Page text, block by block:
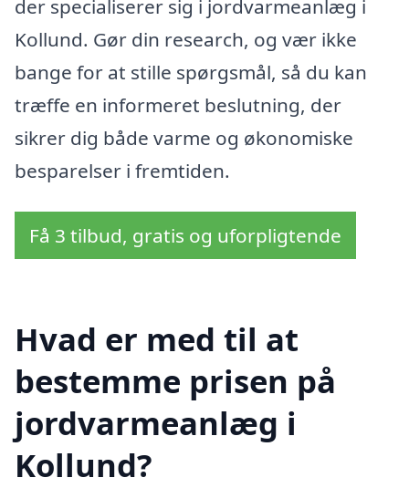
der specialiserer sig i jordvarmeanlæg i
Kollund. Gør din research, og vær ikke
bange for at stille spørgsmål, så du kan
træffe en informeret beslutning, der
sikrer dig både varme og økonomiske
besparelser i fremtiden.
Få 3 tilbud, gratis og uforpligtende
Hvad er med til at
bestemme prisen på
jordvarmeanlæg i
Kollund?